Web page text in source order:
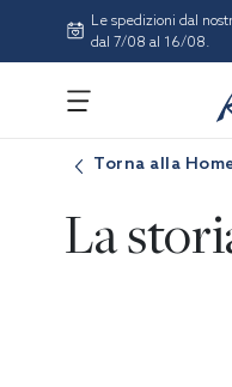
Le spedizioni dal
dal 7/08 al 16/08.
Torna alla
La